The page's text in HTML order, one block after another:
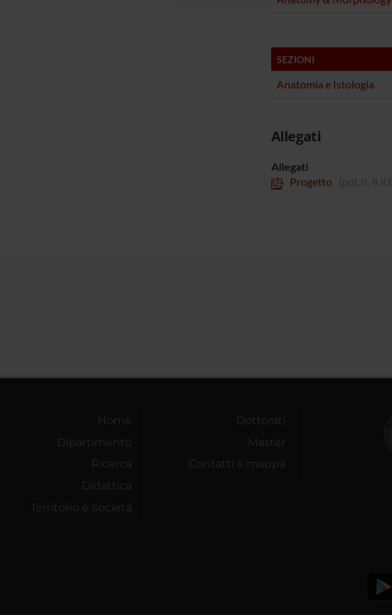
SEZIONI
Anatomia e Istologia
Allegati
Allegati
Progetto
Home
Dipartimento
Ricerca
Didattica
Territorio e Società
Dottorati
Master
Contatti e mappa